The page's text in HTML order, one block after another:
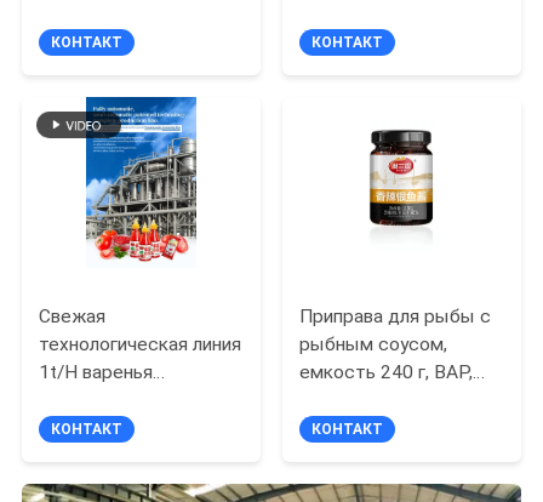
КОНТАКТ КОНТАКТ
Свежая
технологическая линия
1t/H варенья
3T/H Semi
КОНТАКТ
Приправа для рыбы с
рыбным соусом,
емкость 240 г, BAP,
КОНТАКТ